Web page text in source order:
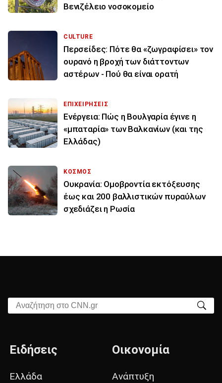
Βενιζέλειο νοσοκομείο
CULTURE
Περσείδες: Πότε θα «ζωγραφίσει» τον
ουρανό η βροχή των διάττοντων
αστέρων - Πού θα είναι ορατή
ΕΠΙΧΕΙΡΗΣΕΙΣ
Ενέργεια: Πώς η Βουλγαρία έγινε η
«μπαταρία» των Βαλκανίων (και της
Ελλάδας)
ΚΟΣΜΟΣ
Ουκρανία: Ομοβροντία εκτόξευσης
έως και 200 βαλλιστικών πυραύλων
σχεδιάζει η Ρωσία
Αναζήτηση στο CNN.gr
Ειδήσεις
Ελλάδα
Οικονομία
Ανάπτυξη